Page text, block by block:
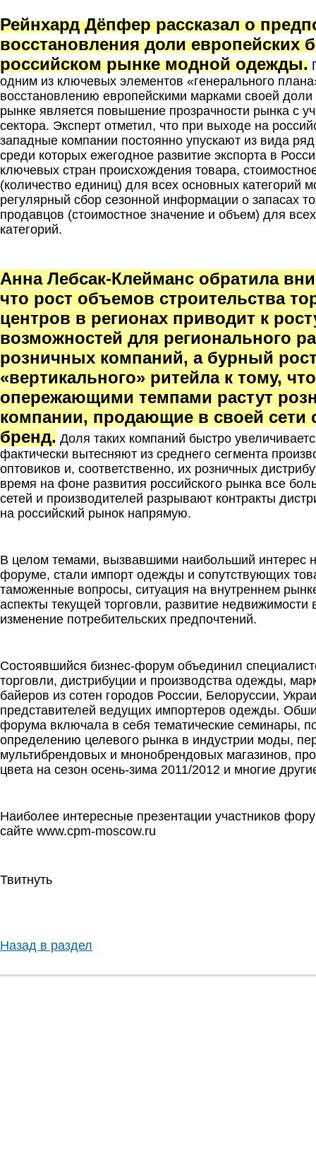
Рейнхард Дёпфер рассказал о
восстановления доли европейских
российском рынке модной одежды.
одним из ключевых элементов «генерального
восстановлению европейскими марками своей доли
рынке является повышение прозрачности рынка с
сектора. Эксперт отметил, что при выходе на
западные компании постоянно упускают из вида
среди которых ежегодное развитие экспорта в
ключевых стран происхождения товара,
(количество единиц) для всех основных категорий
регулярный сбор сезонной информации о запасах
продавцов (стоимостное значение и объем) для
категорий.
Анна Лебсак-Клейманс обратила
что рост объемов строительства
центров в регионах приводит к
возможностей для регионального
розничных компаний, а бурный
«вертикального» ритейла к тому, что
опережающими темпами растут
компании, продающие в своей сети
бренд. Доля таких компаний быстро
фактически вытесняют из среднего сегмента
оптовиков и, соответственно, их розничных
время на фоне развития российского рынка все
сетей и производителей разрывают контракты
на российский рынок напрямую.
В целом темами, вызвавшими наибольший интерес
форуме, стали импорт одежды и сопутствующих
таможенные вопросы, ситуация на внутреннем
аспекты текущей торговли, развитие недвижимости
изменение потребительских предпочтений.
Состоявшийся бизнес-форум объединил
торговли, дистрибуции и производства одежды,
байеров из сотен городов России, Белоруссии,
представителей ведущих импортеров одежды.
форума включала в себя тематические семинары,
определению целевого рынка в индустрии моды,
мультибрендовых и мнонобрендовых магазинов,
цвета на сезон осень-зима 2011/2012 и многие
Наиболее интересные презентации участников
сайте www.cpm-moscow.ru
Твитнуть
Назад в раздел